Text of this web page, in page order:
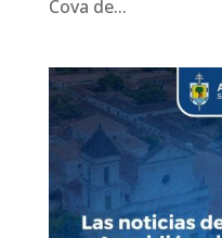
Cova de...